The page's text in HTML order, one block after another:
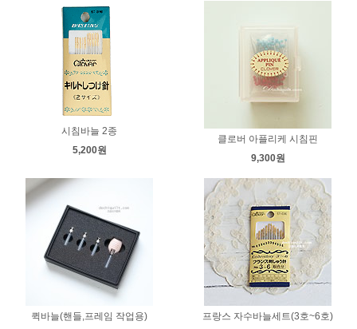
시침바늘 2종
5,200원
클로버 아플리케 시침핀
9,300원
퀵바늘(핸들,프레임 작업용)
프랑스 자수바늘세트(3호~6호)